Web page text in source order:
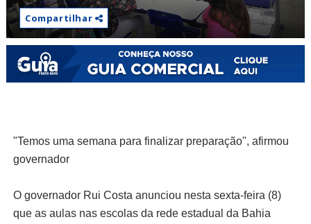
Compartilhar
"Temos uma semana para finalizar preparação", afirmou
governador
O governador Rui Costa anunciou nesta sexta-feira (8)
que as aulas nas escolas da rede estadual da Bahia